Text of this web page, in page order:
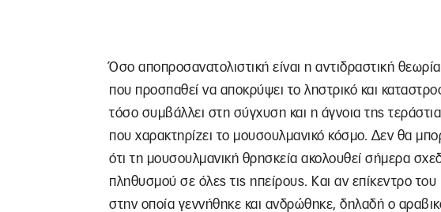
Όσο αποπροσανατολιστική είναι η αντιδραστική
που προσπαθεί να αποκρύψει το ληστρικό και
τόσο συμβάλλει στη σύγχυση και η άγνοια της
που χαρακτηρίζει το μουσουλμανικό κόσμο. Δεν θα
ότι τη μουσουλμανική θρησκεία ακολουθεί σήμερα
πληθυσμού σε όλες τις ηπείρους. Και αν επίκεντρο
στην οποία γεννήθηκε και ανδρώθηκε, δηλαδή ο